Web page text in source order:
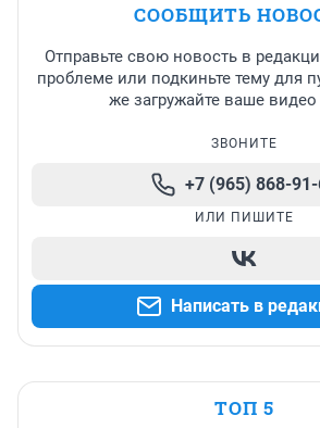
СООБЩИТЬ
Отправьте свою новость в
проблеме или подкиньте тему для
же загружайте ваше
ЗВОНИТЕ
+7 (965) 868-
ИЛИ ПИШИТЕ
Написать в
ТОП 5